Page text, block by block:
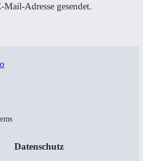
Adresse gesendet.
Datenschutz